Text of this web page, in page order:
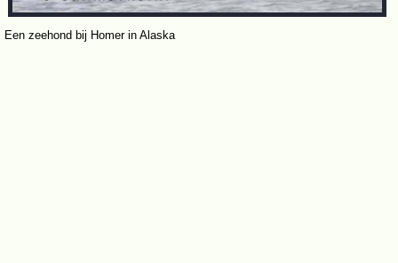
Een zeehond bij Homer in Alaska